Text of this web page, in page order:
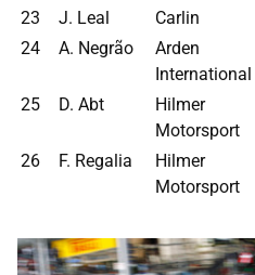
23 J. Leal Carlin
24
A. Negrão
Arden
International
25 D. Abt
Hilmer
Motorsport
26 F. Regalia
Hilmer
Motorsport